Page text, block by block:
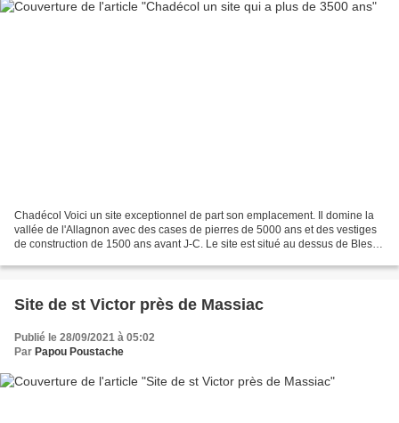
Chadécol Voici un site exceptionnel de part son emplacement. Il domine la
vallée de l'Allagnon avec des cases de pierres de 5000 ans et des vestiges
de construction de 1500 ans avant J-C. Le site est situé au dessus de Blesle
Site de st Victor près de Massiac
Publié le 28/09/2021 à 05:02
Par Papou Poustache